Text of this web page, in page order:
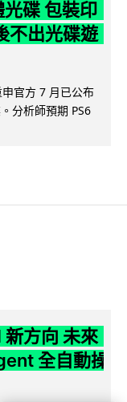
碟 包裝印
不出光碟遊
官方 7 月已公布
分析師預期 PS6
方向 未來
全自動操